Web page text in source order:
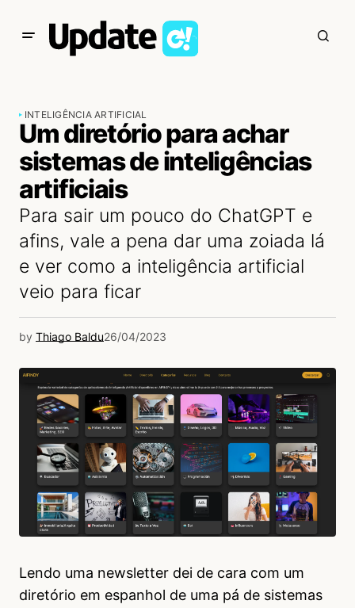
INTELIGÊNCIA ARTIFICIAL
Um diretório para achar
sistemas de inteligências
artificiais
Para sair um pouco do ChatGPT e
afins, vale a pena dar uma zoiada lá
e ver como a inteligência artificial
veio para ficar
by Thiago Baldu26/04/2023
Lendo uma newsletter dei de cara com um
diretório em espanhol de uma pá de sistemas